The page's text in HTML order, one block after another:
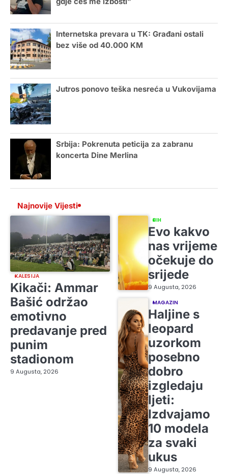
Internetska prevara u TK: Građani ostali
bez više od 40.000 KM
Jutros ponovo teška nesreća u Vukovijama
Srbija: Pokrenuta peticija za zabranu
koncerta Dine Merlina
Najnovije Vijesti
KALESIJA
Kikači: Ammar
Bašić održao
emotivno
predavanje pred
punim
stadionom
9 Augusta, 2026
BIH
Evo kakvo
nas vrijeme
očekuje do
srijede
9 Augusta, 2026
MAGAZIN
Haljine s
leopard
uzorkom
posebno
dobro
izgledaju
ljeti:
Izdvajamo
10 modela
za svaki
ukus
9 Augusta, 2026